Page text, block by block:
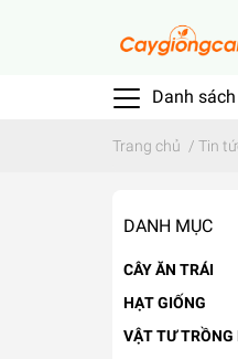
Danh
Trang chủ / Tin
DANH MỤC
CÂY ĂN TRÁI
HẠT GIỐNG
VẬT TƯ TRỒNG